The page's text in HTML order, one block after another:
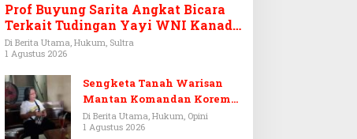
Prof Buyung Sarita Angkat Bicara
Terkait Tudingan Yayi WNI Kanada
Ditagih Utang Rp3,6 Miliar
Di Berita Utama, Hukum, Sultra
1 Agustus 2026
Sengketa Tanah Warisan
Mantan Komandan Korem
143/HO, Ketika Warisan
Menjadi Arena Pemerasan
Di Berita Utama, Hukum, Opini
1 Agustus 2026